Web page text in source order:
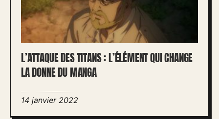
L’ATTAQUE DES TITANS : L’ÉLÉMENT QUI CHANGE
LA DONNE DU MANGA
14 janvier 2022